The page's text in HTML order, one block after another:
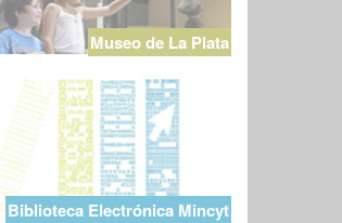
Museo de La Plata
Biblioteca Electrónica Mincyt